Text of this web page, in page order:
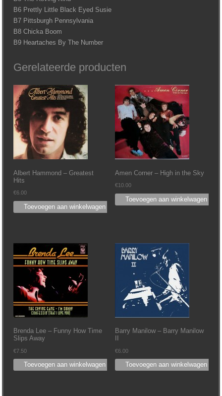
B6 Prettly Little Black Eyed Susie
B7 Pittsburgh Pennsylvania
B8 Chicka Boom
B9 Heartaches By The Number
Gerelateerde producten
Albert Hammond – Greatest
Hits
€6.00
Toevoegen aan winkelwagen
Amen Corner – High in the Sky
€10.00
Toevoegen aan winkelwagen
Brenda Lee – Funny How Time
Slips Away
€7.50
Toevoegen aan winkelwagen
Barry Manilow – Barry Manilow
€6.00
Toevoegen aan winkelwagen